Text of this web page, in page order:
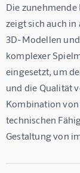
Die
zeigt sich auch
3D-Modellen
komplexer
eingesetzt, um
und die Qualität
Kombination
technischen
Gestaltung von